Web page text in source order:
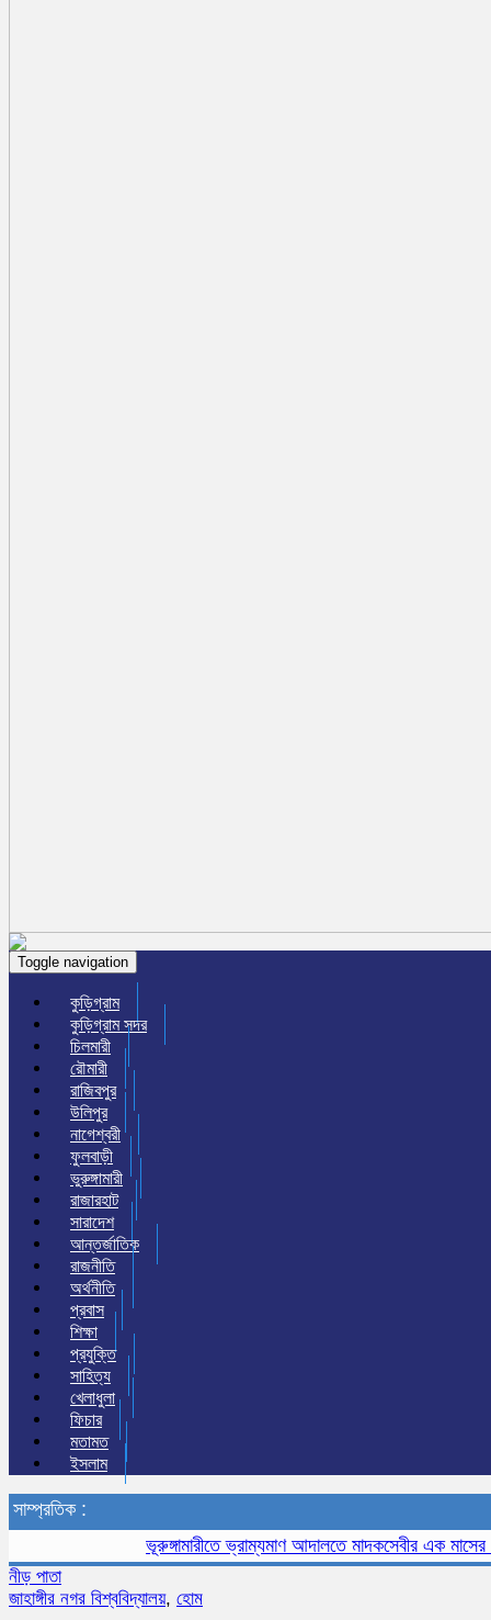
Toggle navigation
কুড়িগ্রাম
কুড়িগ্রাম সদর
চিলমারী
রৌমারী
রাজিবপুর
উলিপুর
নাগেশ্বরী
ফুলবাড়ী
ভুরুঙ্গামারী
রাজারহাট
সারাদেশ
আন্তর্জাতিক
রাজনীতি
অর্থনীতি
প্রবাস
শিক্ষা
প্রযুক্তি
সাহিত্য
খেলাধুলা
ফিচার
মতামত
ইসলাম
সাম্প্রতিক :
ভূরুঙ্গামারীতে ভ্রাম্যমাণ আদালতে মাদকসেবীর এক মাসের
নীড় পাতা
জাহাঙ্গীর নগর বিশ্ববিদ্যালয়, হোম